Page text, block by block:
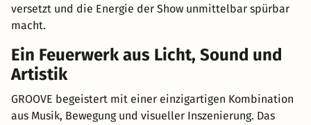
versetzt und die Energie der Show unmittelbar spürbar
macht.
Ein Feuerwerk aus Licht, Sound und
Artistik
GROOVE begeistert mit einer einzigartigen Kombination
aus Musik, Bewegung und visueller Inszenierung. Das